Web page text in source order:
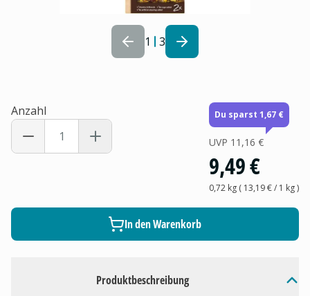
1 3
Produktbeschreibung
Anzahl Du sparst 1,67 €
UVP 11,16 €
9,49 €
0,72 kg( 13,19 €/ 1 kg)
In den Warenkorb